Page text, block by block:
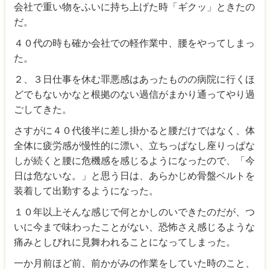
会社で重い物をふいに持ち上げた時「ギクッ」ときたの
だ。
４０代の時も確か会社での軽作業中、腰をやってしまっ
た。
２、３日仕事を休む罪悪感はあったものの病院に行くほ
どでもないかなと根拠のない過信がまかり通ってやり過
ごしてきた。
さすがに４０代後半に差し掛かると腰だけではなく、体
全体に疲労感が慢性的に漂い、立ちっぱなし座りっぱな
しが続くと腰に危機感を感じるようになったので、「今
日は危ないな。」と思う日は、あらかじめ骨盤ベルトを
装着して出勤するようになった。
１０年以上そんな感じで何とかしのいできたのだが、つ
いに今まで味わったことがない、恐怖さえ感じるような
痛みとしびれに見舞われることになってしまった。
一か月前ほど前、前かがみの作業をしていた時のこと、